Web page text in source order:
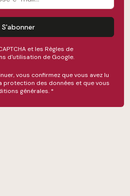
S'abonner
et les Règles de
d'utilisation de Google.
vous confirmez que vous avez lu
protection des données et que vous
générales. *